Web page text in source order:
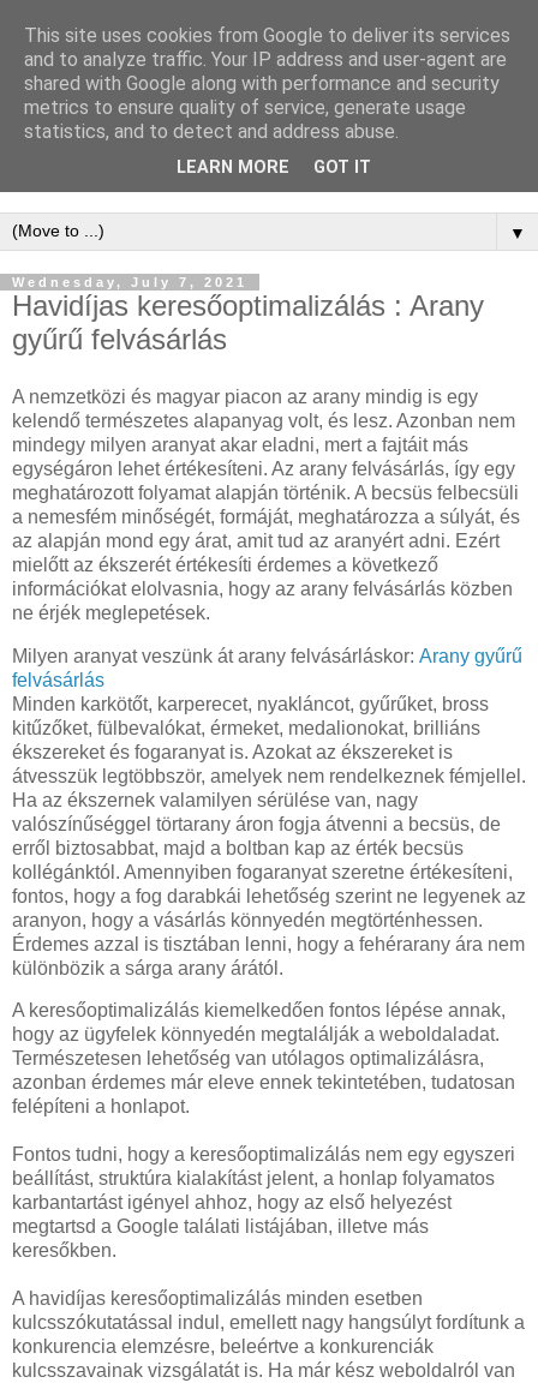
WordPress
Keresőoptimalizálás -
WordPress SEO
▼
Wednesday, July 7, 2021
Havidíjas keresőoptimalizálás : Arany
gyűrű felvásárlás
A nemzetközi és magyar piacon az arany mindig is egy
kelendő természetes alapanyag volt, és lesz. Azonban nem
mindegy milyen aranyat akar eladni, mert a fajtáit más
egységáron lehet értékesíteni. Az arany felvásárlás, így egy
meghatározott folyamat alapján történik. A becsüs felbecsüli
a nemesfém minőségét, formáját, meghatározza a súlyát, és
az alapján mond egy árat, amit tud az aranyért adni. Ezért
mielőtt az ékszerét értékesíti érdemes a következő
információkat elolvasnia, hogy az arany felvásárlás közben
ne érjék meglepetések.
Milyen aranyat veszünk át arany felvásárláskor: Arany gyűrű
felvásárlás
Minden karkötőt, karperecet, nyakláncot, gyűrűket, bross
kitűzőket, fülbevalókat, érmeket, medalionokat, brilliáns
ékszereket és fogaranyat is. Azokat az ékszereket is
átvesszük legtöbbször, amelyek nem rendelkeznek fémjellel.
Ha az ékszernek valamilyen sérülése van, nagy
valószínűséggel törtarany áron fogja átvenni a becsüs, de
erről biztosabbat, majd a boltban kap az érték becsüs
kollégánktól. Amennyiben fogaranyat szeretne értékesíteni,
fontos, hogy a fog darabkái lehetőség szerint ne legyenek az
aranyon, hogy a vásárlás könnyedén megtörténhessen.
Érdemes azzal is tisztában lenni, hogy a fehérarany ára nem
különbözik a sárga arany árától.
A keresőoptimalizálás kiemelkedően fontos lépése annak,
hogy az ügyfelek könnyedén megtalálják a weboldaladat.
Természetesen lehetőség van utólagos optimalizálásra,
azonban érdemes már eleve ennek tekintetében, tudatosan
felépíteni a honlapot.
Fontos tudni, hogy a keresőoptimalizálás nem egy egyszeri
beállítást, struktúra kialakítást jelent, a honlap folyamatos
karbantartást igényel ahhoz, hogy az első helyezést
megtartsd a Google találati listájában, illetve más
keresőkben.
A havidíjas keresőoptimalizálás minden esetben
kulcsszókutatással indul, emellett nagy hangsúlyt fordítunk a
konkurencia elemzésre, beleértve a konkurenciák
kulcsszavainak vizsgálatát is. Ha már kész weboldalról van
This site uses cookies from Google to deliver its services
and to analyze traffic. Your IP address and user-agent are
shared with Google along with performance and security
metrics to ensure quality of service, generate usage
statistics, and to detect and address abuse.
LEARN MORE GOT IT